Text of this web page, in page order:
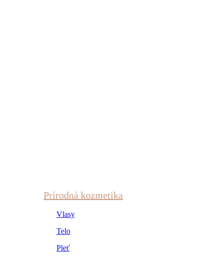
Prírodná kozmetika
Vlasy
Telo
Pleť